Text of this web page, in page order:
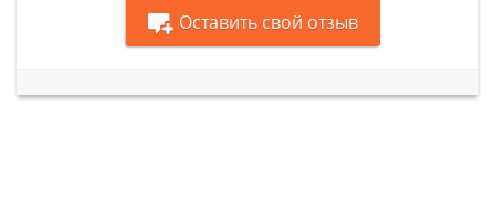
Оставить свой отзыв